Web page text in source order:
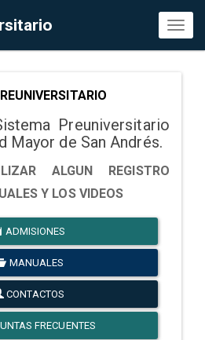
Preuniversitario
Mayor de San Andrés.
ALGUN REGISTRO
Y LOS VIDEOS
ADMISIONES
MANUALES
CONTACTOS
FRECUENTES